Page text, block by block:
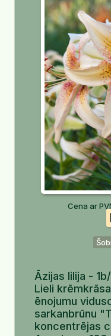
Cena ar
Āzijas lilija -
Lieli
ēnojumu
sarkanbrūnu
koncentrējas